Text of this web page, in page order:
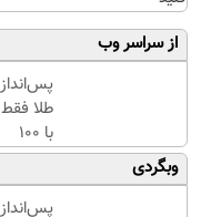
از سراسر وب
پس‌انداز
طلا فقط
با ۱۰۰
(امن و
راحت)
وبگردی
پس‌انداز